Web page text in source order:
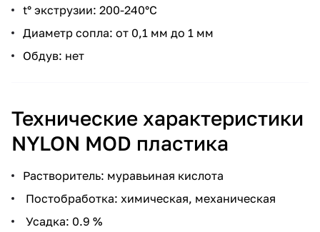
t° экструзии: 200-240°C
Диаметр сопла: от 0,1 мм до 1 мм
Обдув: нет
Технические характеристики
NYLON MOD пластика
Растворитель: муравьиная кислота
Постобработка: химическая, механическая
Усадка: 0.9 %